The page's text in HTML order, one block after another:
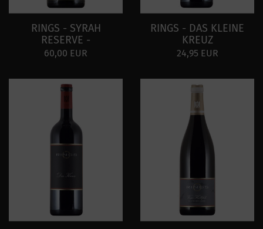
RINGS - SYRAH
RESERVE -
60,00 EUR
RINGS - DAS KLEINE
KREUZ
24,95 EUR